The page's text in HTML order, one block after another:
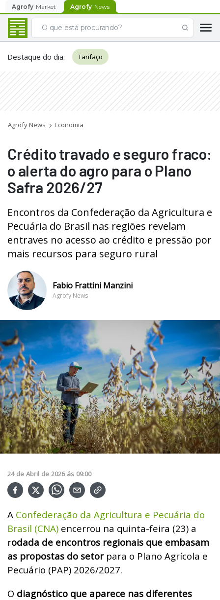
Agrofy Market Agrofy News
Destaque do dia: Tarifaço
Agrofy News Economia
Crédito travado e seguro fraco:
o alerta do agro para o Plano
Safra 2026/27
Encontros da Confederação da Agricultura e
Pecuária do Brasil nas regiões revelam
entraves no acesso ao crédito e pressão por
mais recursos para seguro rural
Fabio Frattini Manzini
Agrofy News
24 de Abril de 2026 ás 09:00
A Confederação da Agricultura e Pecuária do
Brasil (CNA) encerrou na quinta-feira (23) a
rodada de encontros regionais que embasam
as propostas do setorpara o Plano Agrícola e
Pecuário (PAP) 2026/2027.
O diagnóstico que aparece nas diferentes